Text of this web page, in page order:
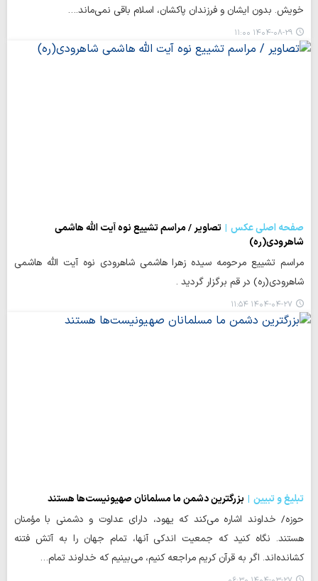
خویش. بدون ایشان و فرزندان پاکشان، اسلام باقی نمی‌ماند.…
۱۴۰۴-۰۸-۲۹ ۱۱:۰۰
صفحه اصلی عکس
تصاویر / مراسم تشییع نوه آیت الله هاشمی
شاهرودی(ره)
مراسم تشییع مرحومه سیده زهرا هاشمی شاهرودی نوه آیت الله هاشمی
شاهرودی(ره) در قم برگزار گردید .
۱۴۰۴-۰۴-۲۷ ۱۱:۵۴
تبلیغ و تبیین
بزرگترین دشمن ما مسلمانان صهیونیست‌ها هستند
حوزه/ خداوند اشاره می‌کند که یهود، دارای عداوت و دشمنی با مؤمنان
هستند. نگاه کنید که جمعیت اندکی آنها، تمام جهان را به آتش فتنه
کشانده‌اند. اگر به قرآن کریم مراجعه کنیم، می‌بینیم که خداوند تمام…